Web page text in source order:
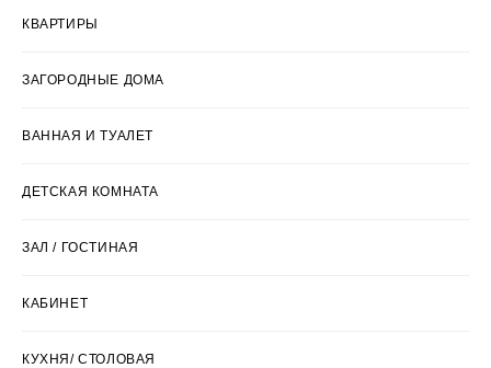
КВАРТИРЫ
ЗАГОРОДНЫЕ ДОМА
ВАННАЯ И ТУАЛЕТ
ДЕТСКАЯ КОМНАТА
ЗАЛ / ГОСТИНАЯ
КАБИНЕТ
КУХНЯ/ СТОЛОВАЯ